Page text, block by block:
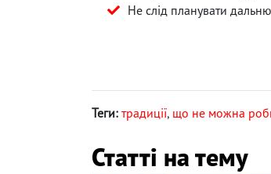
Не слід планувати
Теги: традиції, що не можна
Статті на тему